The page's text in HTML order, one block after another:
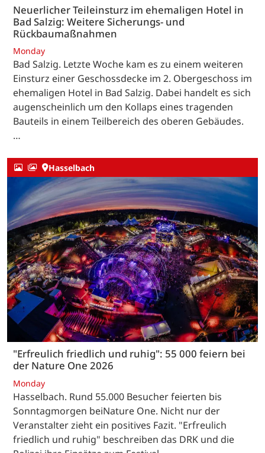
Neuerlicher Teileinsturz im ehemaligen Hotel in
Bad Salzig: Weitere Sicherungs- und
Rückbaumaßnahmen
Monday
Bad Salzig. Letzte Woche kam es zu einem weiteren
Einsturz einer Geschossdecke im 2. Obergeschoss im
ehemaligen Hotel in Bad Salzig. Dabei handelt es sich
augenscheinlich um den Kollaps eines tragenden
Bauteils in einem Teilbereich des oberen Gebäudes.
…
Hasselbach
"Erfreulich friedlich und ruhig": 55 000 feiern bei
der Nature One 2026
Monday
Hasselbach. Rund 55.000 Besucher feierten bis
Sonntagmorgen beiNature One. Nicht nur der
Veranstalter zieht ein positives Fazit. "Erfreulich
friedlich und ruhig" beschreiben das DRK und die